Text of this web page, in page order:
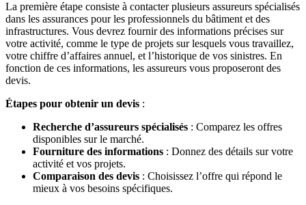
La première étape consiste à contacter plusieurs assureurs spécialisés
dans les assurances pour les professionnels du bâtiment et des
infrastructures. Vous devrez fournir des informations précises sur
votre activité, comme le type de projets sur lesquels vous travaillez,
votre chiffre d’affaires annuel, et l’historique de vos sinistres. En
fonction de ces informations, les assureurs vous proposeront des
devis.
Étapes pour obtenir un devis :
Recherche d’assureurs spécialisés : Comparez les offres
disponibles sur le marché.
Fourniture des informations : Donnez des détails sur votre
activité et vos projets.
Comparaison des devis : Choisissez l’offre qui répond le
mieux à vos besoins spécifiques.